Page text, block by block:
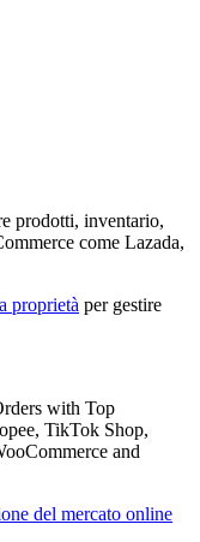
prodotti, inventario,
come Lazada,
proprietà per gestire
with Top
TikTok Shop,
and
del mercato online